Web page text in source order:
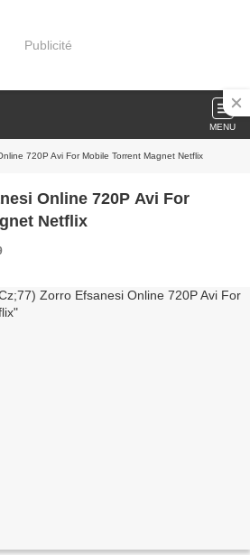
Publicité
MENU
720P Avi For Mobile Torrent Magnet Netflix
Online 720P Avi For
Netflix